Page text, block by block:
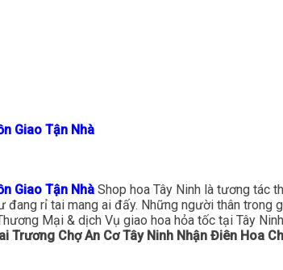
Giao Tận Nhà
Giao Tận Nhà Shop hoa Tây Ninh là tương tác
rỉ tai mang ai đấy. Những người thân
Mại & dịch Vụ giao hoa hỏa tốc tại Tây
Trương Chợ An Cơ Tây Ninh Nhận Điên Hoa